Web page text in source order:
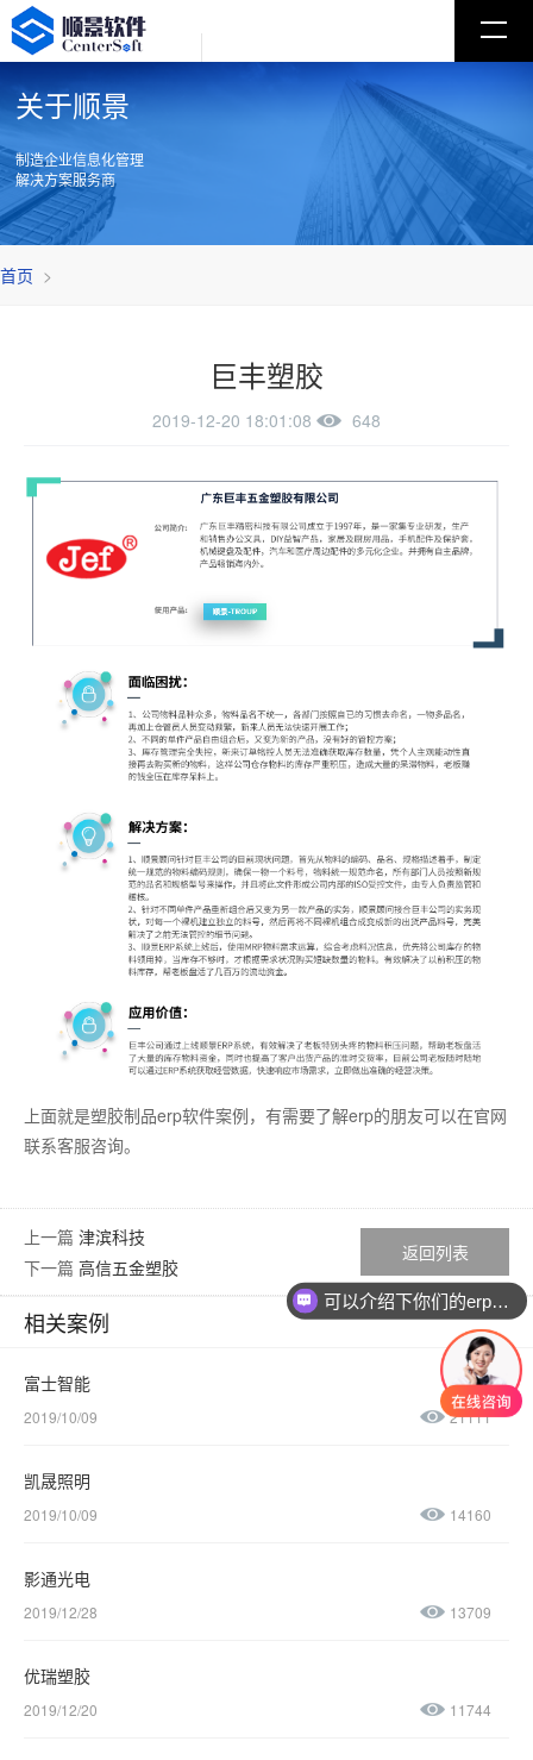
关于顺景
制造企业信息化管理
解决方案服务商
首页 >
巨丰塑胶
2019-12-20 18:01:08 648
上面就是塑胶制品erp软件案例，有需要了解erp的朋友可以在官网
联系客服咨询。
返回列表
上一篇 津滨科技
下一篇 高信五金塑胶
相关案例
富士智能
2019/10/09 21111
凯晟照明
2019/10/09 14160
影通光电
2019/12/28 13709
优瑞塑胶
2019/12/20 11744
可以介绍下你们的erp软件吗？